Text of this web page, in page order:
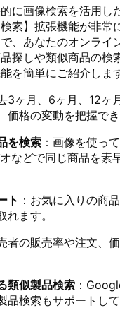
に画像検索を活用し
検索】拡張機能が非常
、あなたのオンライ
探しや類似商品の検
を簡単にご紹介します
3ヶ月、6ヶ月、12ヶ
価格の変動を把握でき
を検索 ：画像を使っ
などで同じ商品を素
ト ：お気に入りの商
れます。
者の販売率や注文、
類似製品検索 ：
品検索もサポートして